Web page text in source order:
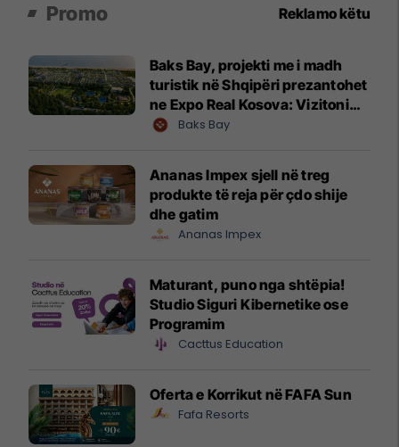
Promo Reklamo këtu
Baks Bay, projekti me i madh
turistik në Shqipëri prezantohet
ne Expo Real Kosova: Vizitoni
shtandin dhe zbuloni
Baks Bay
Ananas Impex sjell në treg
produkte të reja për çdo shije
dhe gatim
Ananas Impex
Maturant, puno nga shtëpia!
Studio Siguri Kibernetike ose
Programim
Cacttus Education
Oferta e Korrikut në FAFA Sun
Fafa Resorts